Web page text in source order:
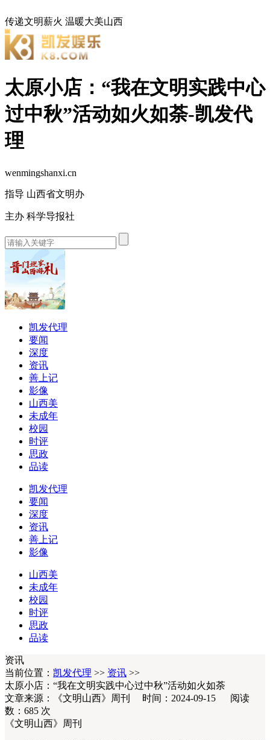
传递文明薪火 温暖大美山西
太原小店：“我在文明实践中心
过中秋”活动如火如荼-凯发代
理
wenmingshanxi.cn
指导 山西省文明办
主办 科学导报社
凯发代理
要闻
深度
资讯
善上记
影像
山西美
未成年
校园
时评
思政
品读
凯发代理
要闻
深度
资讯
善上记
影像
山西美
未成年
校园
时评
思政
品读
资讯
当前位置： 凯发代理 >> 资讯 >>
太原小店：“我在文明实践中心过中秋”活动如火如荼
文章来源：《文明山西》周刊 时间：2024-09-15 阅读
数： 685 次
《文明山西》周刊